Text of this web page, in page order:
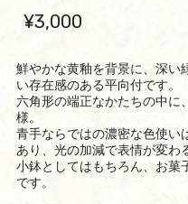
¥3,000
鮮やかな黄釉を背景に、深い
い存在感のある平向付です。
六角形の端正なかたちの中に
様。
青手ならではの濃密な色使い
あり、光の加減で表情が変わ
小鉢としてはもちろん、お菓
です。